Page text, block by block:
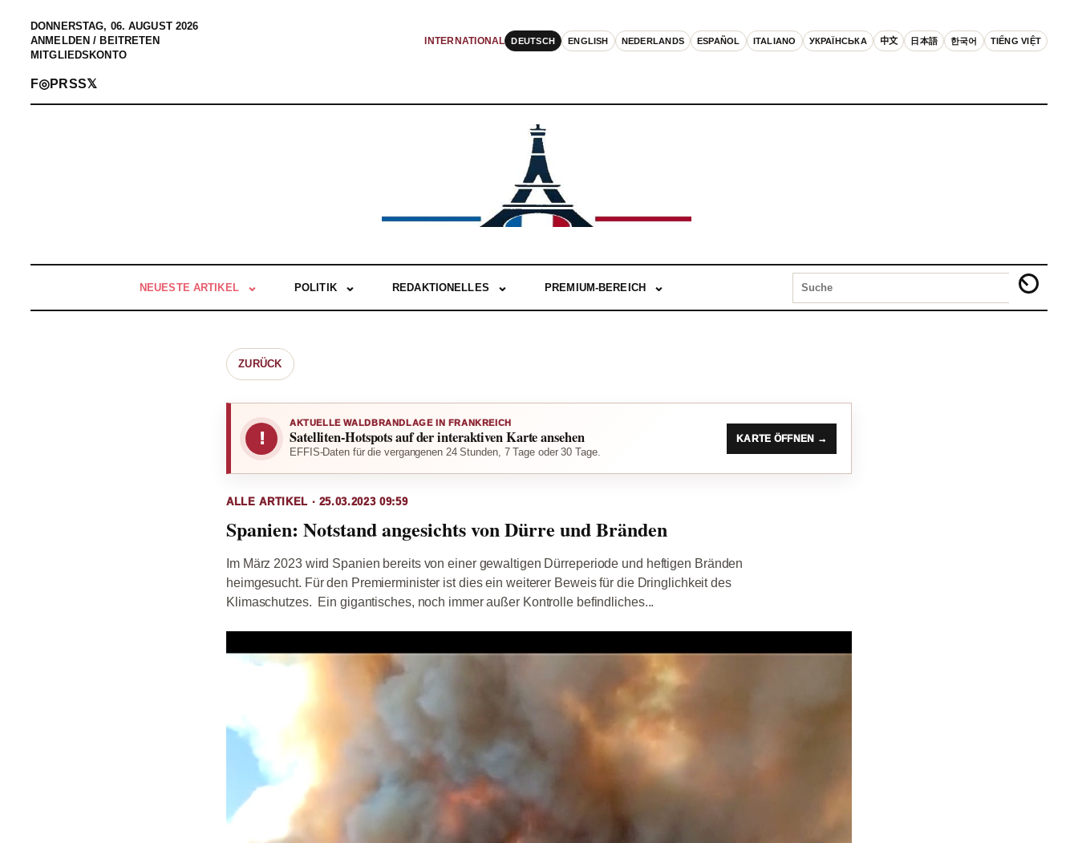
DONNERSTAG, 06. AUGUST 2026
ANMELDEN / BEITRETEN
MITGLIEDSKONTO
INTERNATIONAL DEUTSCH ENGLISH NEDERLANDS ESPAÑOL ITALIANO УКРАЇНСЬКА 中文 日本語 한국어 TIẾNG VIỆT
F◎PRSS𝕏
NEUESTE ARTIKEL POLITIK REDAKTIONELLES PREMIUM-BEREICH
ZURÜCK
!
AKTUELLE WALDBRANDLAGE IN FRANKREICH
Satelliten-Hotspots auf der interaktiven Karte ansehen
EFFIS-Daten für die vergangenen 24 Stunden, 7 Tage oder 30 Tage.
KARTE ÖFFNEN →
ALLE ARTIKEL · 25.03.2023 09:59
Spanien: Notstand angesichts von Dürre und Bränden
Im März 2023 wird Spanien bereits von einer gewaltigen Dürreperiode und heftigen Bränden
heimgesucht. Für den Premierminister ist dies ein weiterer Beweis für die Dringlichkeit des
Klimaschutzes. Ein gigantisches, noch immer außer Kontrolle befindliches...